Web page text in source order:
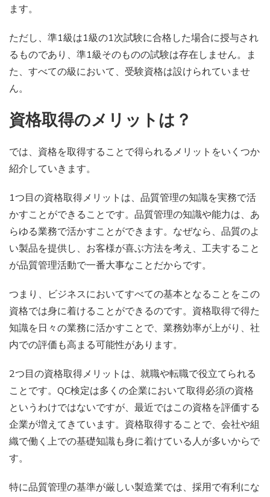
ます。
ただし、準1級は1級の1次試験に合格した場合に授与され
るものであり、準1級そのものの試験は存在しません。ま
た、すべての級において、受験資格は設けられていませ
ん。
資格取得のメリットは？
では、資格を取得することで得られるメリットをいくつか
紹介していきます。
1つ目の資格取得メリットは、品質管理の知識を実務で活
かすことができることです。品質管理の知識や能力は、あ
らゆる業務で活かすことができます。なぜなら、品質のよ
い製品を提供し、お客様が喜ぶ方法を考え、工夫すること
が品質管理活動で一番大事なことだからです。
つまり、ビジネスにおいてすべての基本となることをこの
資格では身に着けることができるのです。資格取得で得た
知識を日々の業務に活かすことで、業務効率が上がり、社
内での評価も高まる可能性があります。
2つ目の資格取得メリットは、就職や転職で役立てられる
ことです。QC検定は多くの企業において取得必須の資格
というわけではないですが、最近ではこの資格を評価する
企業が増えてきています。資格取得することで、会社や組
織で働く上での基礎知識も身に着けている人が多いからで
す。
特に品質管理の基準が厳しい製造業では、採用で有利にな